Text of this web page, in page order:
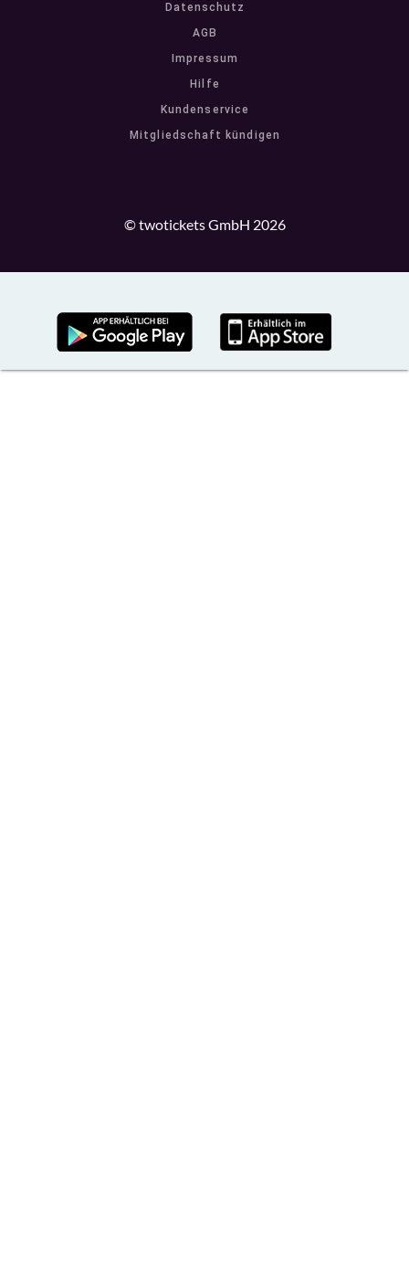
Datenschutz
AGB
Impressum
Hilfe
Kundenservice
Mitgliedschaft kündigen
© twotickets GmbH 2026